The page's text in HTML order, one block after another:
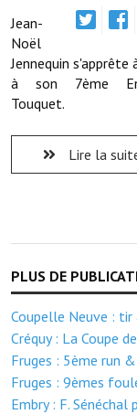
L'équipe
Le personnel
Les moyens
Note de synthèse
Rapport
Projets et
Procès verbaux
Communication
Le bulletin
Toutes les
Jean-
Noël
Jennequin s'apprête
à son 7ème
Touquet.
Lire la
Coupelle Neuve : tir
Créquy : La Coupe
Fruges : 5ème run
Fruges : 9èmes
Embry : F. Sénéchal